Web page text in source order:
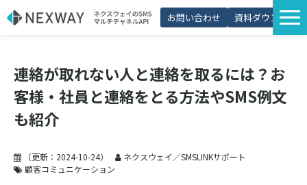
お問い合わせ 資料ダウンロード
選ばれる理由
プラン・価格
活用シーン
連絡が取れない人と連絡を取るには？お
客様・社員と連絡をとる方法やSMS例文
も紹介
（更新： 2024-10-24）
ネクスウェイ／SMSLINKサポート
顧客コミュニケーション